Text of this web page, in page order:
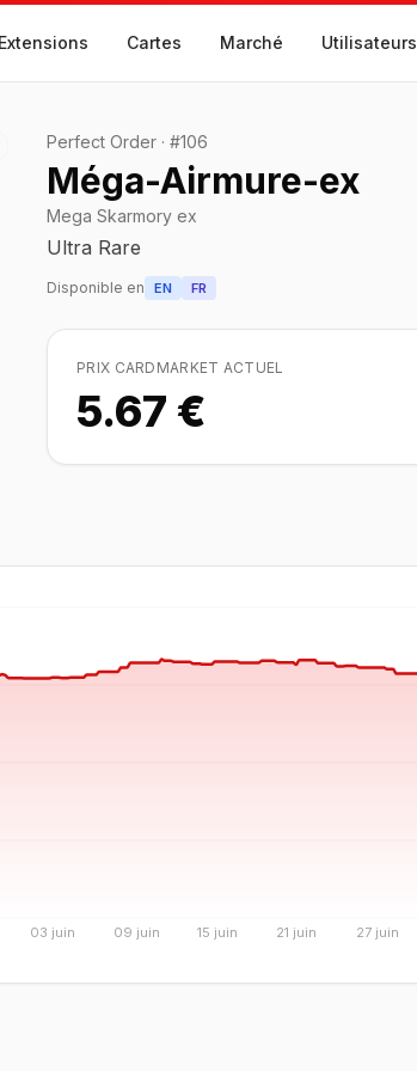
Extensions Cartes Marché Utilisateurs
Perfect Order · #106
Méga-Airmure-ex
Mega Skarmory ex
Ultra Rare
Disponible en EN FR
PRIX CARDMARKET ACTUEL
5.67 €
03 juin 09 juin 15 juin 21 juin 27 juin